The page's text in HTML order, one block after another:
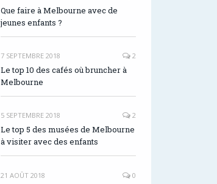
Que faire à Melbourne avec de
jeunes enfants ?
7 SEPTEMBRE 2018 2
Le top 10 des cafés où bruncher à
Melbourne
5 SEPTEMBRE 2018 2
Le top 5 des musées de Melbourne
à visiter avec des enfants
21 AOÛT 2018 0